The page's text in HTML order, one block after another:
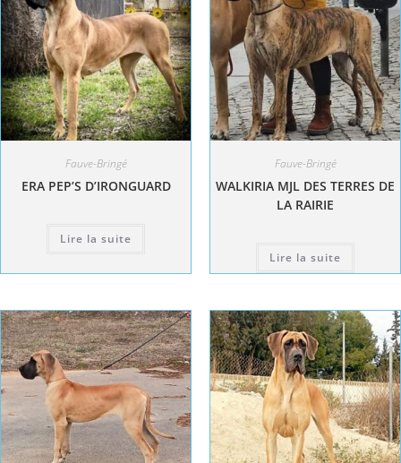
Fauve-Bringé
ERA PEP’S D’IRONGUARD
Lire la suite
Fauve-Bringé
WALKIRIA MJL DES TERRES DE
LA RAIRIE
Lire la suite